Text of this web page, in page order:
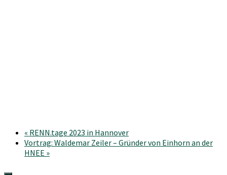
« RENN.tage 2023 in Hannover
Vortrag: Waldemar Zeiler – Gründer von Einhorn an der
HNEE »